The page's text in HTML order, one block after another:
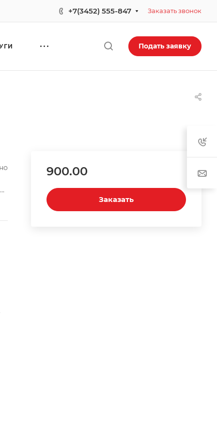
+7(3452) 555-847 Заказать звонок
Подать заявку
900.00
Заказать